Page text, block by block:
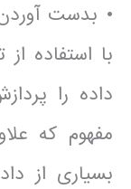
• بدست
با استفاده
داده را
مفهوم که
بسیاری از